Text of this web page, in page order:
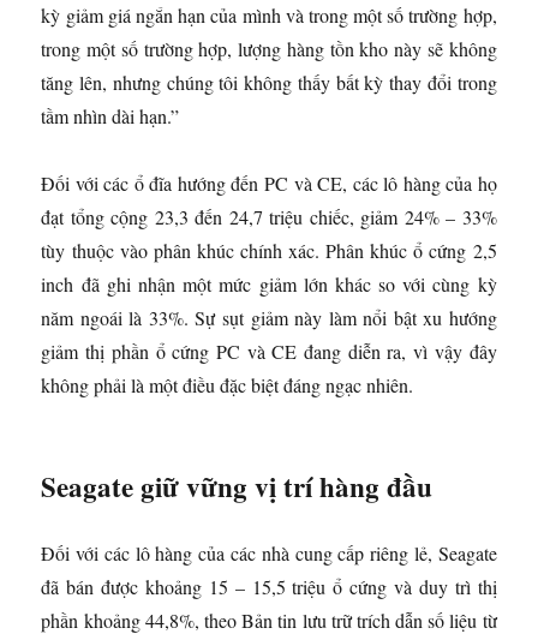
kỳ giảm giá ngắn hạn của mình và trong một số trường hợp,
trong một số trường hợp, lượng hàng tồn kho này sẽ không
tăng lên, nhưng chúng tôi không thấy bất kỳ thay đổi trong
tầm nhìn dài hạn.”
Đối với các ổ đĩa hướng đến PC và CE, các lô hàng của họ
đạt tổng cộng 23,3 đến 24,7 triệu chiếc, giảm 24% – 33%
tùy thuộc vào phân khúc chính xác. Phân khúc ổ cứng 2,5
inch đã ghi nhận một mức giảm lớn khác so với cùng kỳ
năm ngoái là 33%. Sự sụt giảm này làm nổi bật xu hướng
giảm thị phần ổ cứng PC và CE đang diễn ra, vì vậy đây
không phải là một điều đặc biệt đáng ngạc nhiên.
Seagate giữ vững vị trí hàng đầu
Đối với các lô hàng của các nhà cung cấp riêng lẻ, Seagate
đã bán được khoảng 15 – 15,5 triệu ổ cứng và duy trì thị
phần khoảng 44,8%, theo Bản tin lưu trữ trích dẫn số liệu từ